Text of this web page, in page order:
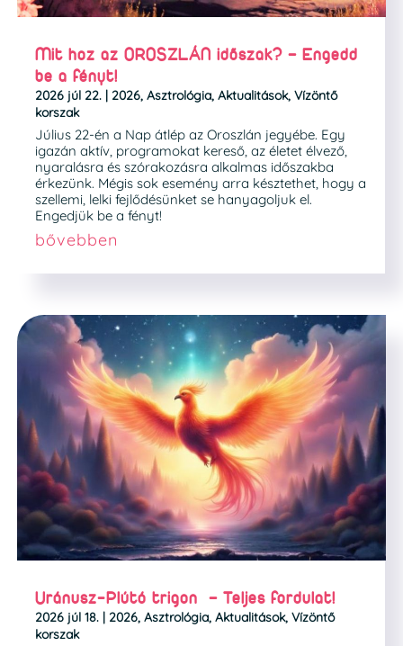
Mit hoz az OROSZLÁN időszak? – Engedd
be a fényt!
2026 júl 22. | 2026, Asztrológia, Aktualitások, Vízöntő
korszak
Július 22-én a Nap átlép az Oroszlán jegyébe. Egy
igazán aktív, programokat kereső, az életet élvező,
nyaralásra és szórakozásra alkalmas időszakba
érkezünk. Mégis sok esemény arra késztethet, hogy a
szellemi, lelki fejlődésünket se hanyagoljuk el.
Engedjük be a fényt!
bővebben
Uránusz-Plútó trigon – Teljes fordulat!
2026 júl 18. | 2026, Asztrológia, Aktualitások, Vízöntő
korszak